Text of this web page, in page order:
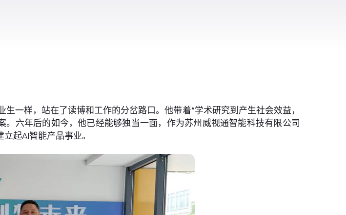
一样，站在了读博和工作的分岔路口。他带着“学术研究到产生社会效益，
六年后的如今，他已经能够独当一面，作为苏州威视通智能科技有限公司
起AI智能产品事业。